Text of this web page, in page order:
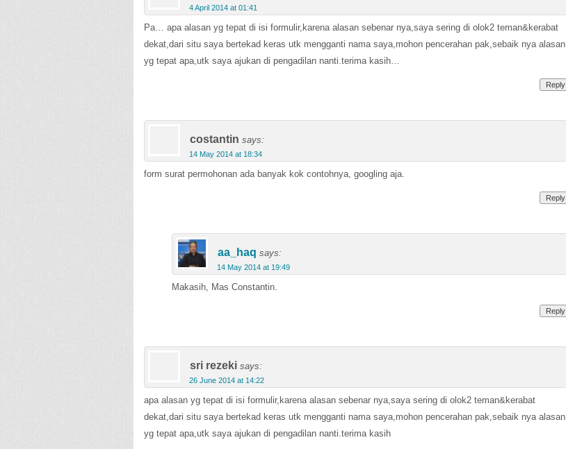
4 April 2014 at 01:41
Pa… apa alasan yg tepat di isi formulir,karena alasan sebenar nya,saya sering di olok2 teman&kerabat
dekat,dari situ saya bertekad keras utk mengganti nama saya,mohon pencerahan pak,sebaik nya alasan
yg tepat apa,utk saya ajukan di pengadilan nanti.terima kasih…
Reply
costantin says:
14 May 2014 at 18:34
form surat permohonan ada banyak kok contohnya, googling aja.
Reply
aa_haq says:
14 May 2014 at 19:49
Makasih, Mas Constantin.
Reply
sri rezeki says:
26 June 2014 at 14:22
apa alasan yg tepat di isi formulir,karena alasan sebenar nya,saya sering di olok2 teman&kerabat
dekat,dari situ saya bertekad keras utk mengganti nama saya,mohon pencerahan pak,sebaik nya alasan
yg tepat apa,utk saya ajukan di pengadilan nanti.terima kasih